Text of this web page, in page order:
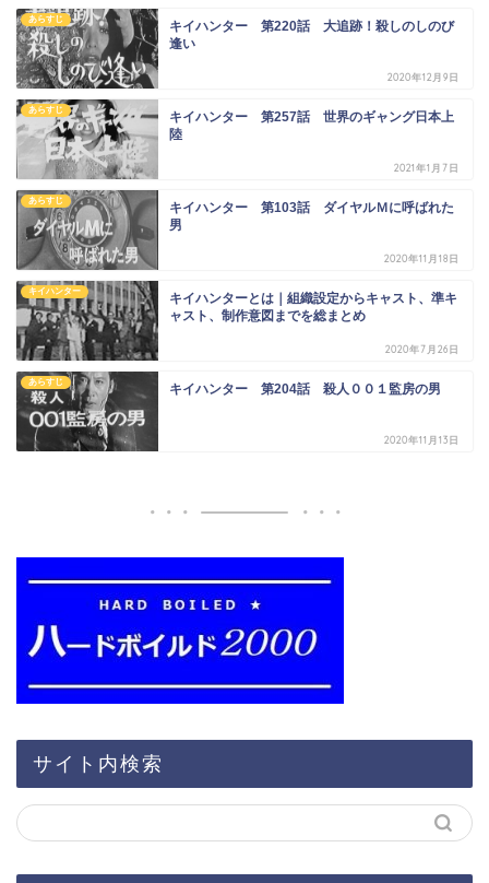
あらすじ
キイハンター 第220話 大追跡！殺しのしのび
逢い
2020年12月9日
あらすじ
キイハンター 第257話 世界のギャング日本上
陸
2021年1月7日
あらすじ
キイハンター 第103話 ダイヤルＭに呼ばれた
男
2020年11月18日
キイハンター
キイハンターとは｜組織設定からキャスト、準キ
ャスト、制作意図までを総まとめ
2020年7月26日
あらすじ キイハンター 第204話 殺人００１監房の男
2020年11月13日
サイト内検索